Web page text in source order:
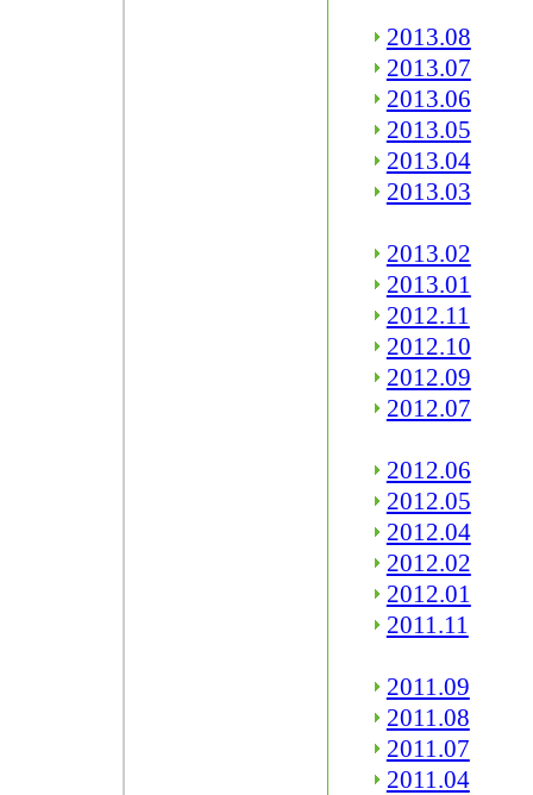
2013.08
2013.07
2013.06
2013.05
2013.04
2013.03
2013.02
2013.01
2012.11
2012.10
2012.09
2012.07
2012.06
2012.05
2012.04
2012.02
2012.01
2011.11
2011.09
2011.08
2011.07
2011.04